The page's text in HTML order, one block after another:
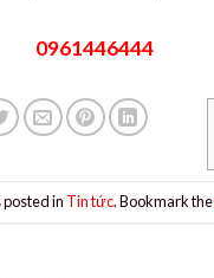
0961446444
in Tin tức. Bookmark the